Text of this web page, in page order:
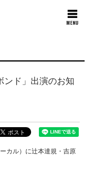
MENU
ンド」出演のお知
カル）に辻本達規・吉原